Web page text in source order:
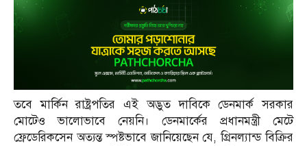
তবে মার্কিন রাষ্ট্রপতির এই অদ্ভুত দাবিকে ডেনমার্ক সরকার
মোটেও ভালোভাবে নেয়নি। ডেনমার্কের প্রধানমন্ত্রী মেটে
ফ্রেডেরিকসেন অত্যন্ত স্পষ্টভাবে জানিয়েছেন যে, গ্রিনল্যান্ড বিক্রির